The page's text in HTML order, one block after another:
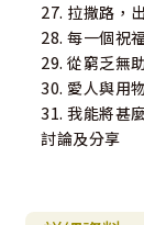
27. 拉撒路，
28. 每一個祝
29. 從窮乏無
30. 愛人與用
31. 我能將甚
討論及分享